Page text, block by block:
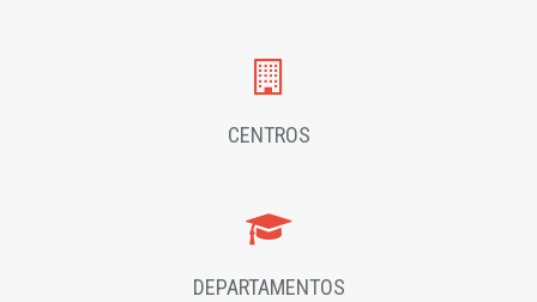
CENTROS
DEPARTAMENTOS